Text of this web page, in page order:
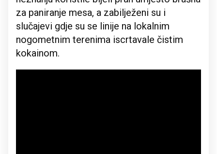
za paniranje mesa, a zabilježeni su i
slučajevi gdje su se linije na lokalnim
nogometnim terenima iscrtavale čistim
kokainom.